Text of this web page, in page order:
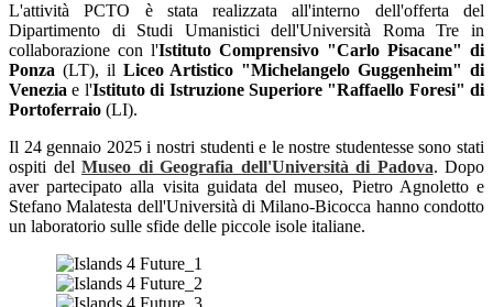
L'attività PCTO è stata realizzata all'interno dell'offerta del
Dipartimento di Studi Umanistici dell'Università Roma Tre in
collaborazione con l'Istituto Comprensivo "Carlo Pisacane" di
Ponza (LT), il Liceo Artistico "Michelangelo Guggenheim" di
Venezia e l'Istituto di Istruzione Superiore "Raffaello Foresi" di
Portoferraio (LI).
Il 24 gennaio 2025 i nostri studenti e le nostre studentesse sono stati
ospiti del Museo di Geografia dell'Università di Padova. Dopo
aver partecipato alla visita guidata del museo, Pietro Agnoletto e
Stefano Malatesta dell'Università di Milano-Bicocca hanno condotto
un laboratorio sulle sfide delle piccole isole italiane.